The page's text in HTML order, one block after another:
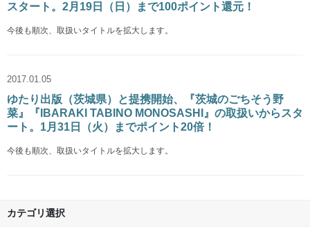
スタート。2月19日（日）まで100ポイント還元！
今後も順次、取扱いタイトルを拡大します。
2017.01.05
ゆたり出版（茨城県）と提携開始、『茨城のごちそう野
菜』『IBARAKI TABINO MONOSASHI』の取扱いからスタ
ート。1月31日（火）までポイント20倍！
今後も順次、取扱いタイトルを拡大します。
カテゴリ選択